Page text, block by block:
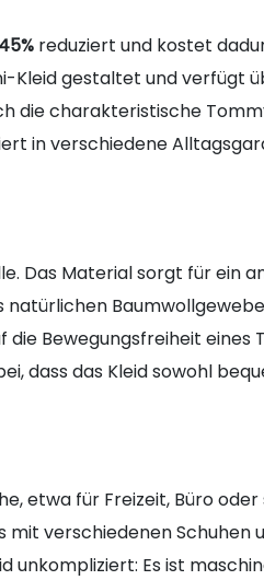
45% reduziert und kostet
Kleid gestaltet und verfügt
die charakteristische
in verschiedene
Das Material sorgt für ein
Bewegungsfreiheit eines
dass das Kleid sowohl
etwa für Freizeit, Büro
verschiedenen Schuhen
unkompliziert: Es ist